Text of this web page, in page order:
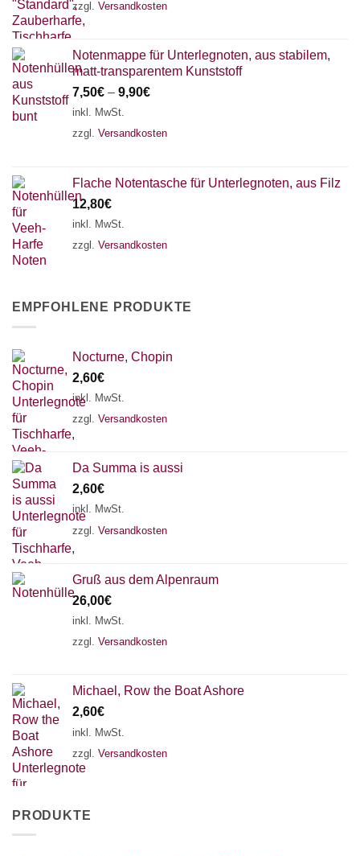
zzgl. Versandkosten
Notenmappe für Unterlegnoten, aus stabilem,
matt-transparentem Kunststoff
7,50€ – 9,90€
inkl. MwSt.
zzgl. Versandkosten
Flache Notentasche für Unterlegnoten, aus Filz
12,80€
inkl. MwSt.
zzgl. Versandkosten
EMPFOHLENE PRODUKTE
Nocturne, Chopin
2,60€
inkl. MwSt.
zzgl. Versandkosten
Da Summa is aussi
2,60€
inkl. MwSt.
zzgl. Versandkosten
Gruß aus dem Alpenraum
26,00€
inkl. MwSt.
zzgl. Versandkosten
Michael, Row the Boat Ashore
2,60€
inkl. MwSt.
zzgl. Versandkosten
PRODUKTE